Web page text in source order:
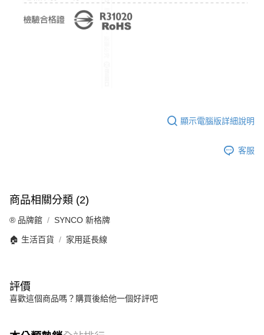
顯示電腦版詳細說明
客服
商品相關分類 (2)
®️ 品牌館 SYNCO 新格牌
🏠 生活百貨 家用延長線
評價
喜歡這個商品嗎？購買後給他一個好評吧